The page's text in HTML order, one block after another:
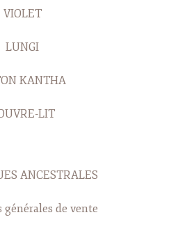
VIOLET
LUNGI
KANTHA
LIT
ANCESTRALES
de vente